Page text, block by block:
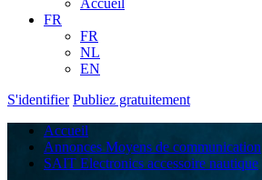
Accueil
FR
FR
NL
EN
S'identifier Publiez gratuitement
Accueil
Annonces Moyens de communication
SAIT Electronics accessoire nautique